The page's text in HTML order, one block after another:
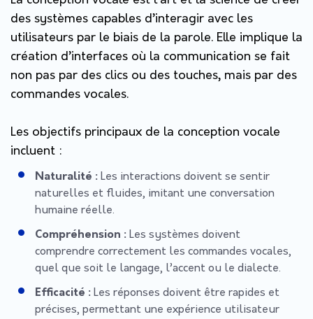
des systèmes capables d’interagir avec les
utilisateurs par le biais de la parole. Elle implique la
création d’interfaces où la communication se fait
non pas par des clics ou des touches, mais par des
commandes vocales.
Les objectifs principaux de la conception vocale
incluent :
Naturalité : Les interactions doivent se sentir
naturelles et fluides, imitant une conversation
humaine réelle.
Compréhension : Les systèmes doivent
comprendre correctement les commandes vocales,
quel que soit le langage, l’accent ou le dialecte.
Efficacité : Les réponses doivent être rapides et
précises, permettant une expérience utilisateur